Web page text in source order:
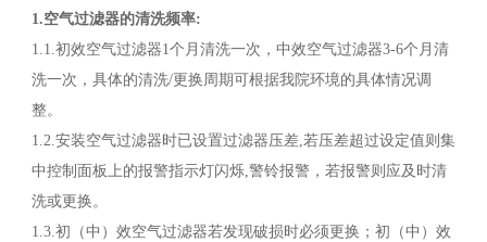
1.空气过滤器的清洗频率:
1.1.初效空气过滤器1个月清洗一次，中效空气过滤器3-6个月清
洗一次，具体的清洗/更换周期可根据我院环境的具体情况调
整。
1.2.安装空气过滤器时已设置过滤器压差,若压差超过设定值则集
中控制面板上的报警指示灯闪烁,警铃报警，若报警则应及时清
洗或更换。
1.3.初（中）效空气过滤器若发现破损时必须更换；初（中）效